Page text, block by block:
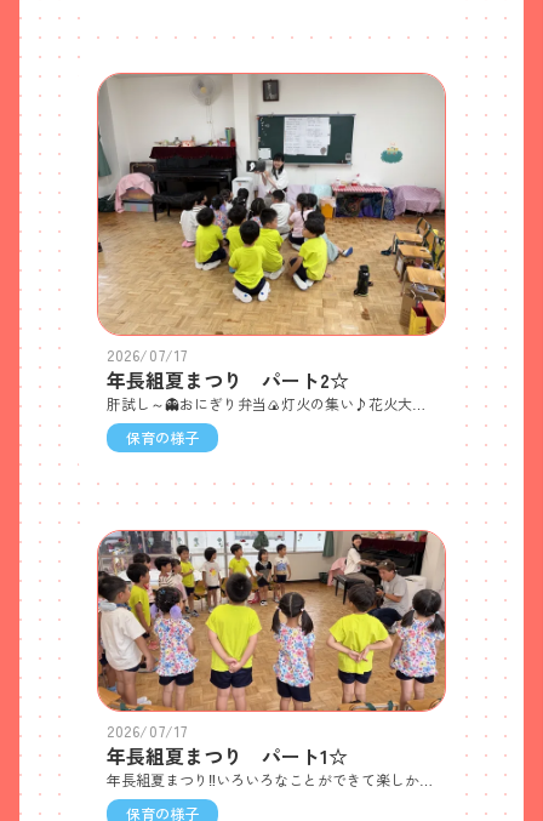
2026/07/17
年長組夏まつり パート2☆
保育の様子
2026/07/17
年長組夏まつり パート1☆
保育の様子